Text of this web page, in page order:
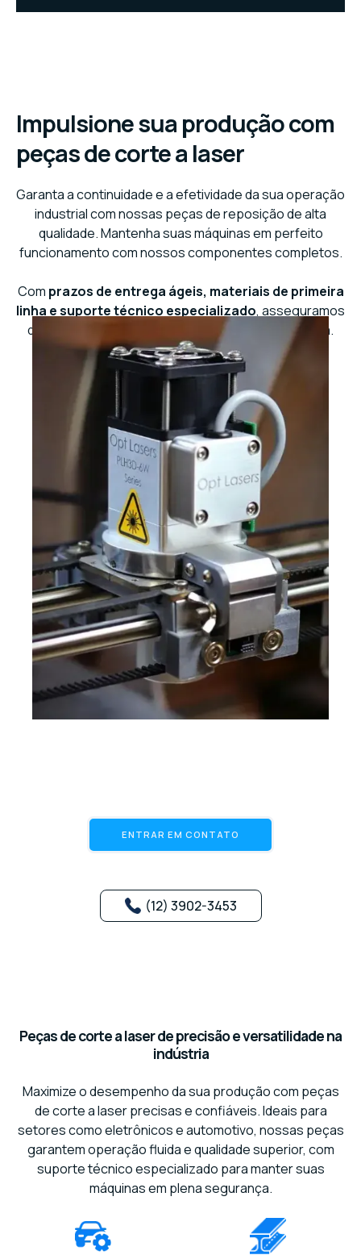
Impulsione sua produção com
peças de corte a laser
Garanta a continuidade e a efetividade da sua operação
industrial com nossas peças de reposição de alta
qualidade. Mantenha suas máquinas em perfeito
funcionamento com nossos componentes completos.
Com prazos de entrega ágeis, materiais de primeira
linha e suporte técnico especializado, asseguramos
que seu equipamento opere com a máxima eficácia.
ENTRAR EM CONTATO
(12) 3902-3453
Peças de corte a laser de precisão e versatilidade na
indústria
Maximize o desempenho da sua produção com peças
de corte a laser precisas e confiáveis. Ideais para
setores como eletrônicos e automotivo, nossas peças
garantem operação fluida e qualidade superior, com
suporte técnico especializado para manter suas
máquinas em plena segurança.